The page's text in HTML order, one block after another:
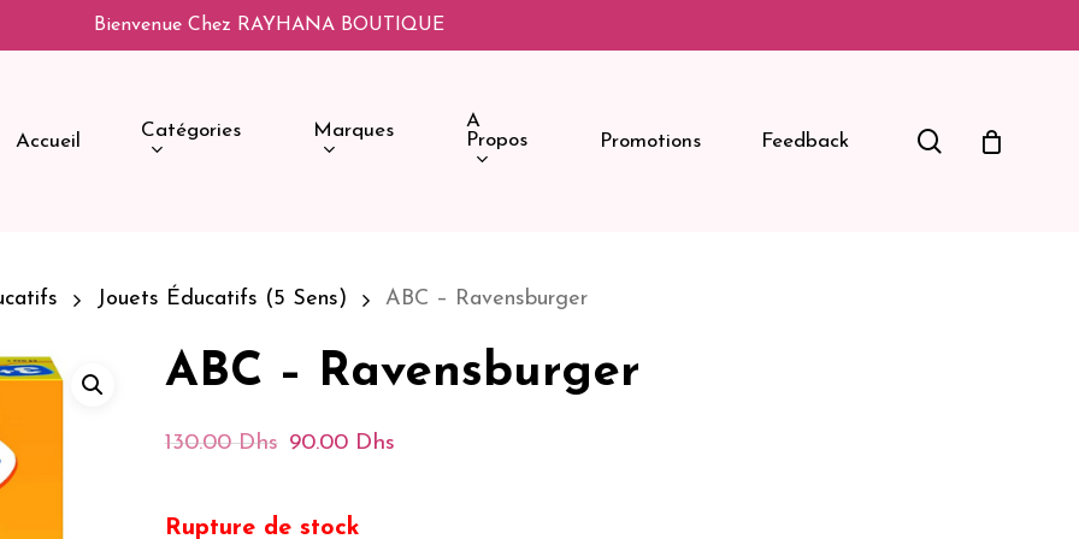
Bienvenue Chez RAYHANA BOUTIQUE
Accueil Catégories Marques
A
Propos
Promotions Feedback Search
Jouets Éducatifs (5 Sens) ABC – Ravensburger
ABC – Ravensburger
130.00Dhs Le
Initial
90.00 DhsLe
Rupture de stock